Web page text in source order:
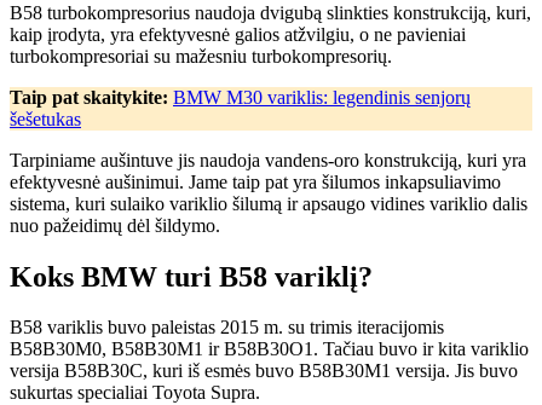
B58 turbokompresorius naudoja dvigubą slinkties konstrukciją, kuri,
kaip įrodyta, yra efektyvesnė galios atžvilgiu, o ne pavieniai
turbokompresoriai su mažesniu turbokompresorių.
Taip pat skaitykite: BMW M30 variklis: legendinis senjorų
šešetukas
Tarpiniame aušintuve jis naudoja vandens-oro konstrukciją, kuri yra
efektyvesnė aušinimui. Jame taip pat yra šilumos inkapsuliavimo
sistema, kuri sulaiko variklio šilumą ir apsaugo vidines variklio dalis
nuo pažeidimų dėl šildymo.
Koks BMW turi B58 variklį?
B58 variklis buvo paleistas 2015 m. su trimis iteracijomis
B58B30M0, B58B30M1 ir B58B30O1. Tačiau buvo ir kita variklio
versija B58B30C, kuri iš esmės buvo B58B30M1 versija. Jis buvo
sukurtas specialiai Toyota Supra.